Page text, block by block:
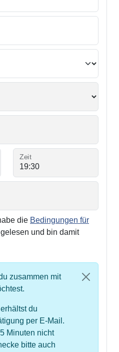
Zeit
die Bedingungen für
gelesen und bin damit
zusammen mit
du
per E-Mail.
Minuten nicht
bitte auch